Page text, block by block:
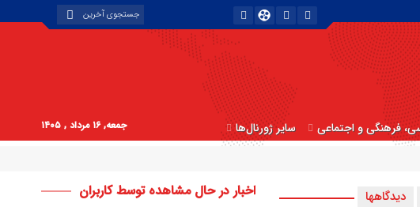
فرهنگی و اجتماعی سایر ژورنال‌ها جمعه, ۱۶ مرداد , ۱۴۰۵
دیدگاهها اخبار در حال مشاهده توسط کاربران